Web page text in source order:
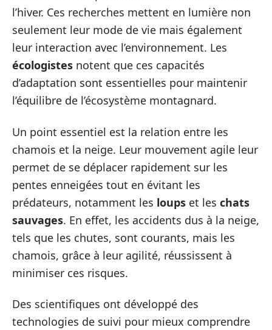
l’hiver. Ces recherches mettent en lumière non
seulement leur mode de vie mais également
leur interaction avec l’environnement. Les
écologistes notent que ces capacités
d’adaptation sont essentielles pour maintenir
l’équilibre de l’écosystème montagnard.
Un point essentiel est la relation entre les
chamois et la neige. Leur mouvement agile leur
permet de se déplacer rapidement sur les
pentes enneigées tout en évitant les
prédateurs, notamment les loups et les chats
sauvages. En effet, les accidents dus à la neige,
tels que les chutes, sont courants, mais les
chamois, grâce à leur agilité, réussissent à
minimiser ces risques.
Des scientifiques ont développé des
technologies de suivi pour mieux comprendre